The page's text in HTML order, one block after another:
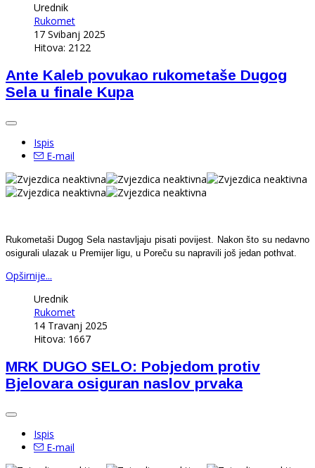
Urednik
Rukomet
17 Svibanj 2025
Hitova: 2122
Ante Kaleb povukao rukometaše Dugog
Sela u finale Kupa
Ispis
E-mail
Rukometaši Dugog Sela nastavljaju pisati povijest. Nakon što su nedavno
osigurali ulazak u Premijer ligu, u Poreču su napravili još jedan pothvat.
Opširnije...
Urednik
Rukomet
14 Travanj 2025
Hitova: 1667
MRK DUGO SELO: Pobjedom protiv
Bjelovara osiguran naslov prvaka
Ispis
E-mail